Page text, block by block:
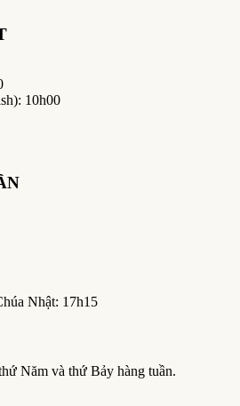
10h00
Nhật: 17h15
Năm và thứ Bảy hàng tuần.